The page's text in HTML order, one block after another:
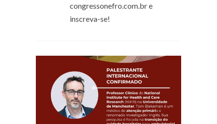
congressonefro.com.br e
inscreva-se!